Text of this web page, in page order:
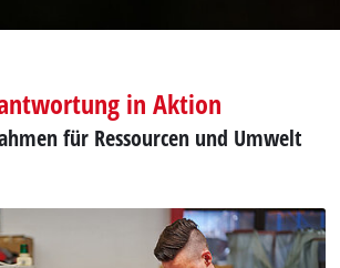
in Aktion
für Ressourcen und Umwelt